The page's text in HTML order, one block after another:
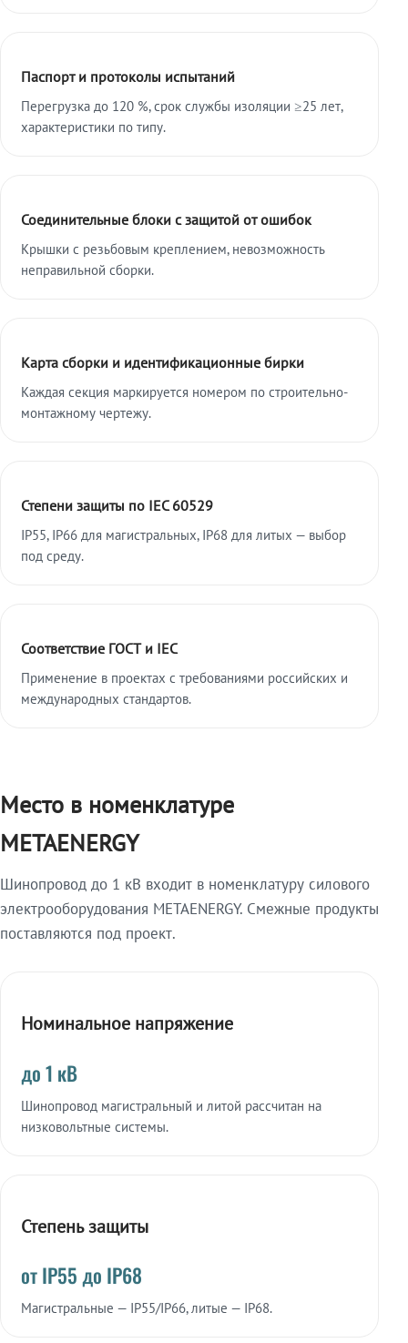
Паспорт и протоколы испытаний
Перегрузка до 120 %, срок службы изоляции ≥25 лет,
характеристики по типу.
Соединительные блоки с защитой от ошибок
Крышки с резьбовым креплением, невозможность
неправильной сборки.
Карта сборки и идентификационные бирки
Каждая секция маркируется номером по строительно-
монтажному чертежу.
Степени защиты по IEC 60529
IP55, IP66 для магистральных, IP68 для литых — выбор
под среду.
Соответствие ГОСТ и IEC
Применение в проектах с требованиями российских и
международных стандартов.
Место в номенклатуре
METAENERGY
Шинопровод до 1 кВ входит в номенклатуру силового
электрооборудования METAENERGY. Смежные продукты
поставляются под проект.
Номинальное напряжение
до 1 кВ
Шинопровод магистральный и литой рассчитан на
низковольтные системы.
Степень защиты
от IP55 до IP68
Магистральные — IP55/IP66, литые — IP68.